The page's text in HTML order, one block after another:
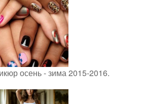
осень - зима 2015-2016.